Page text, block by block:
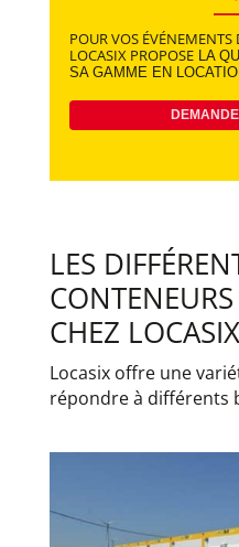
POUR VOS ÉVÉNEMENTS
LOCASIX PROPOSELA
SA GAMME EN
LES
CHEZ LOCASIX
Locasix offre une
répondre à différents